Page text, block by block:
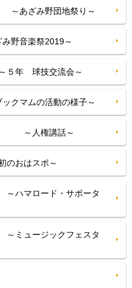
～あざみ野団地祭り～
野音楽祭2019～
５年 球技交流会～
クマムの活動の様子～
・ ～人権講話～
おはスポ～
ハマロード・サポータ
ミュージックフェスタ